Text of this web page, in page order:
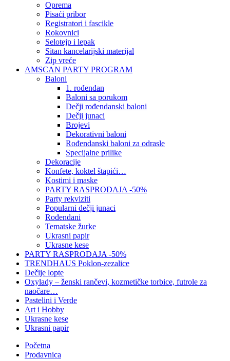
Oprema
Pisaći pribor
Registratori i fascikle
Rokovnici
Selotejp i lepak
Sitan kancelarijski materijal
Zip vreće
AMSCAN PARTY PROGRAM
Baloni
1. rođendan
Baloni sa porukom
Dečji rođendanski baloni
Dečji junaci
Brojevi
Dekorativni baloni
Rođendanski baloni za odrasle
Specijalne prilike
Dekoracije
Konfete, koktel štapići…
Kostimi i maske
PARTY RASPRODAJA -50%
Party rekviziti
Popularni dečji junaci
Rođendani
Tematske žurke
Ukrasni papir
Ukrasne kese
PARTY RASPRODAJA -50%
TRENDHAUS Poklon-zezalice
Dečije lopte
Oxylady – ženski rančevi, kozmetičke torbice, futrole za
naočare…
Pastelini i Verde
Art i Hobby
Ukrasne kese
Ukrasni papir
Početna
Prodavnica